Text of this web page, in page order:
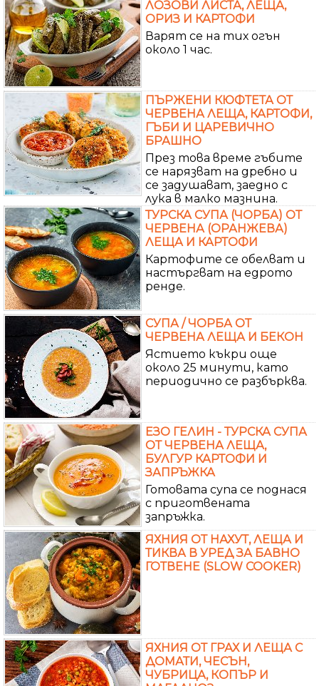
ЛОЗОВИ ЛИСТА, ЛЕЩА,
ОРИЗ И КАРТОФИ
Варят се на тих огън
около 1 час.
ПЪРЖЕНИ КЮФТЕТА ОТ
ЧЕРВЕНА ЛЕЩА, КАРТОФИ,
ГЪБИ И ЦАРЕВИЧНО
БРАШНО
През това време гъбите
се нарязват на дребно и
се задушават, заедно с
лука в малко мазнина.
ТУРСКА СУПА (ЧОРБА) ОТ
ЧЕРВЕНА (ОРАНЖЕВА)
ЛЕЩА И КАРТОФИ
Картофите се обелват и
настъргват на едрото
ренде.
СУПА / ЧОРБА ОТ
ЧЕРВЕНА ЛЕЩА И БЕКОН
Ястието къкри още
около 25 минути, като
периодично се разбърква.
ЕЗО ГЕЛИН - ТУРСКА СУПА
ОТ ЧЕРВЕНА ЛЕЩА,
БУЛГУР КАРТОФИ И
ЗАПРЪЖКА
Готовата супа се поднася
с приготвената
запръжка.
ЯХНИЯ ОТ НАХУТ, ЛЕЩА И
ТИКВА В УРЕД ЗА БАВНО
ГОТВЕНЕ (SLOW COOKER)
ЯХНИЯ ОТ ГРАХ И ЛЕЩА С
ДОМАТИ, ЧЕСЪН,
ЧУБРИЦА, КОПЪР И